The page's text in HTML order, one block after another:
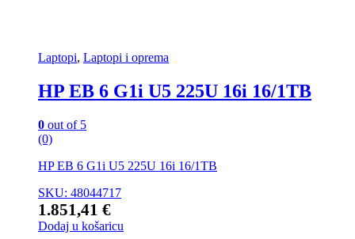
Laptopi, Laptopi i oprema
HP EB 6 G1i U5 225U 16i 16/1TB
0 out of 5
(0)
HP EB 6 G1i U5 225U 16i 16/1TB
SKU: 48044717
1.851,41 €
Dodaj u košaricu